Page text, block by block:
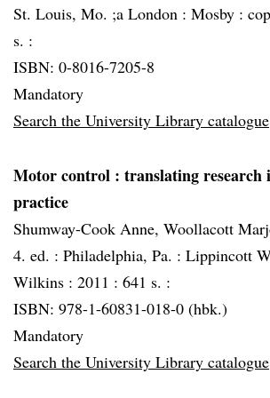
St. Louis, Mo. ;a London : Mosby :
s. :
ISBN: 0-8016-7205-8
Mandatory
Search the University Library catalogue
Motor control : translating research
practice
Shumway-Cook Anne, Woollacott
4. ed. : Philadelphia, Pa. : Lippincott
Wilkins : 2011 : 641 s. :
ISBN: 978-1-60831-018-0 (hbk.)
Mandatory
Search the University Library catalogue